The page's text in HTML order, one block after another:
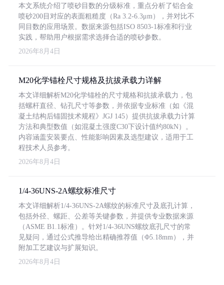
本文系统介绍了喷砂目数的分级标准，重点分析了铝合金
喷砂200目对应的表面粗糙度（Ra 3.2-6.3μm），并对比不
同目数的应用场景。数据来源包括ISO 8503-1标准和行业
实践，帮助用户根据需求选择合适的喷砂参数。
2026年8月4日
M20化学锚栓尺寸规格及抗拔承载力详解
本文详细解析M20化学锚栓的尺寸规格和抗拔承载力，包
括螺杆直径、钻孔尺寸等参数，并依据专业标准（如《混
凝土结构后锚固技术规程》JGJ 145）提供抗拔承载力计算
方法和典型数值（如混凝土强度C30下设计值约80kN）。
内容涵盖安装要点、性能影响因素及选型建议，适用于工
程技术人员参考。
2026年8月4日
1/4-36UNS-2A螺纹标准尺寸
本文详细解析1/4-36UNS-2A螺纹的标准尺寸及底孔计算，
包括外径、螺距、公差等关键参数，并提供专业数据来源
（ASME B1.1标准）。针对1/4-36UNS螺纹底孔尺寸的常
见疑问，通过公式推导给出精确推荐值（Φ5.18mm），并
附加工艺建议与扩展知识。
2026年8月4日